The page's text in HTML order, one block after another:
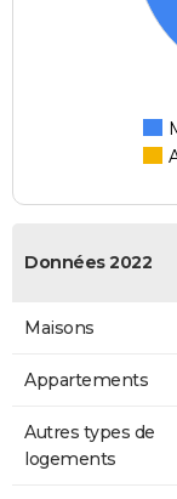
Données 2022
Maisons
Appartements
Autres types de
logements